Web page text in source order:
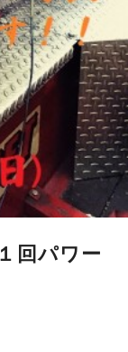
回パワー